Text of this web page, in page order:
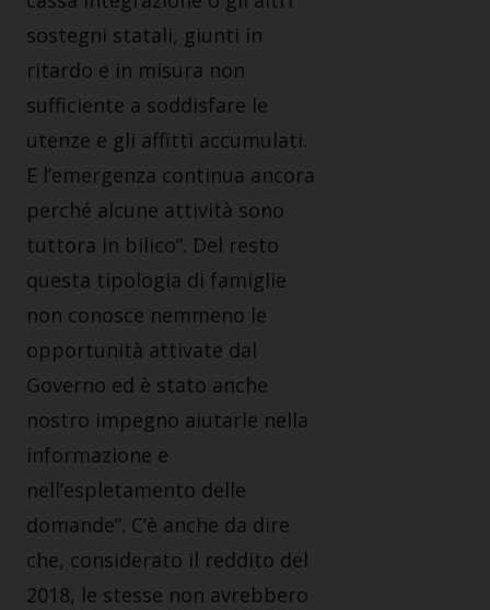
sostegni statali, giunti in
ritardo e in misura non
sufficiente a soddisfare le
utenze e gli affitti accumulati.
E l’emergenza continua ancora
perché alcune attività sono
tuttora in bilico”. Del resto
questa tipologia di famiglie
non conosce nemmeno le
opportunità attivate dal
Governo ed è stato anche
nostro impegno aiutarle nella
informazione e
nell’espletamento delle
domande”. C’è anche da dire
che, considerato il reddito del
2018, le stesse non avrebbero